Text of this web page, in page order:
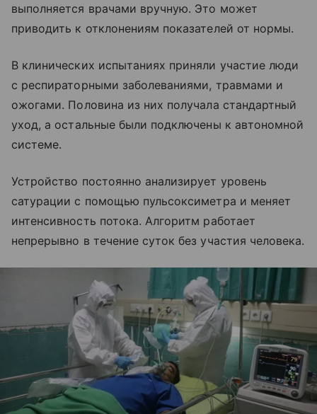
выполняется врачами вручную. Это может
приводить к отклонениям показателей от нормы.
В клинических испытаниях приняли участие люди
с респираторными заболеваниями, травмами и
ожогами. Половина из них получала стандартный
уход, а остальные были подключены к автономной
системе.
Устройство постоянно анализирует уровень
сатурации с помощью пульсоксиметра и меняет
интенсивность потока. Алгоритм работает
непрерывно в течение суток без участия человека.